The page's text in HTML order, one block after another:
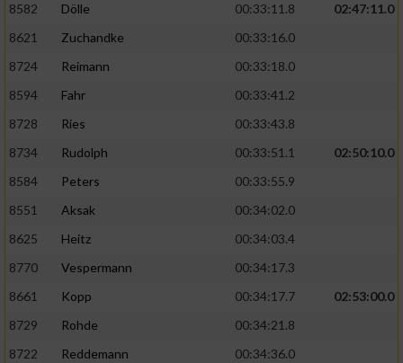
8582
Dölle 00:33:11.8
02:47:11.0
8621
Zuchandke
00:33:16.0
8724
Reimann
00:33:18.0
8594
Fahr
00:33:41.2
8728
Ries
00:33:43.8
8734
Rudolph 00:33:51.1
02:50:10.0
8584
Peters
00:33:55.9
8551
Aksak
00:34:02.0
8625
Heitz
00:34:03.4
8770
Vespermann
00:34:17.3
8661
Kopp 00:34:17.7
02:53:00.0
8729
Rohde
00:34:21.8
8722
Reddemann
00:34:36.0